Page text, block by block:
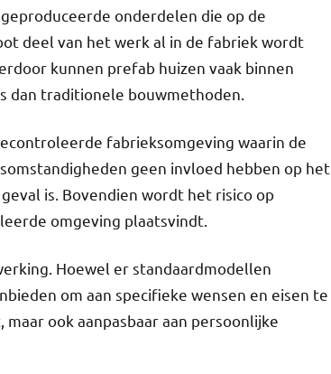
onderdelen die op de
deel van het werk al in de fabriek wordt
kunnen prefab huizen vaak binnen
dan traditionele bouwmethoden.
fabrieksomgeving waarin de
geen invloed hebben op het
is. Bovendien wordt het risico op
omgeving plaatsvindt.
Hoewel er standaardmodellen
om aan specifieke wensen en eisen te
ook aanpasbaar aan persoonlijke